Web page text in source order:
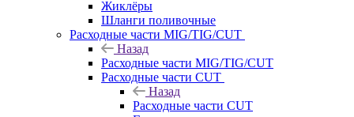
Жиклёры
Шланги поливочные
Расходные части MIG/TIG/CUT
Назад
Расходные части MIG/TIG/CUT
Расходные части CUT
Назад
Расходные части CUT